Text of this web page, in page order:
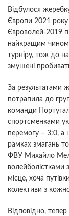
Відбулося
Європи 2021 року
Євроволей-2019
найкращим
турніру, тож до
змушені
За результатами
потрапила до
команди
спортсменками
перемогу – 3:0, а
рамках змагань
ФВУ Михайло
волейболістками
місце, хоча
колективи з
Відповідно,